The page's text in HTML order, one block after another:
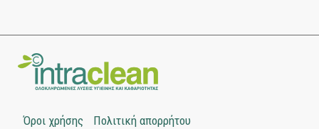
Όροι χρήσης Πολιτική απορρήτου